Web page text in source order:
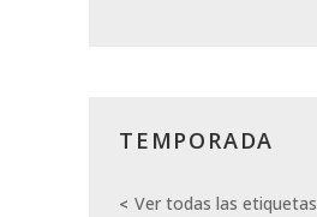
TEMPORADA
Ver todas las etiquetas